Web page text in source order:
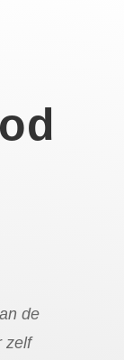
de
zelf